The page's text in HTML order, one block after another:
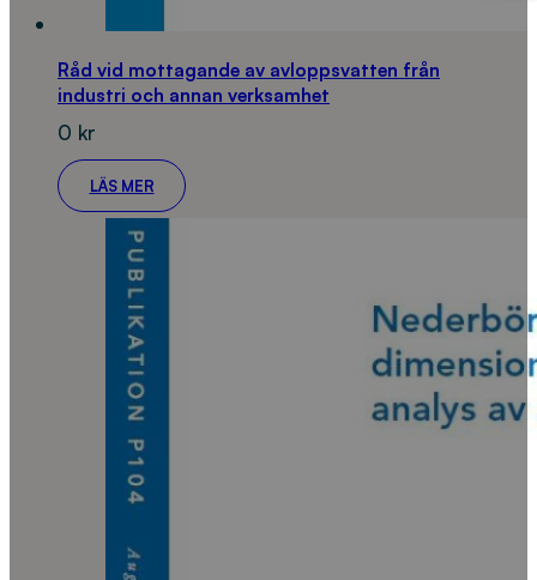
Råd vid mottagande av avloppsvatten från
industri och annan verksamhet
0 kr
LÄS MER